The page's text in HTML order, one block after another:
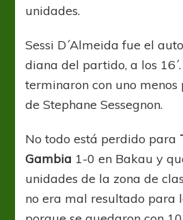
unidades.
Sessi D´Almeida fue el
diana del partido, a los
terminaron con uno
de Stephane Sessegnon.
No todo está perdido para
Gambia 1-0 en Bakau y
unidades de la zona de
no era mal resultado para